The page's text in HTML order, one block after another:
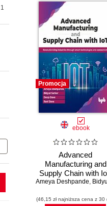
1
Promocja
ebook
Advanced
Manufacturing and
Supply Chain with
Ameya Deshpande, Bidyut Sarkar
(46,15 zł najniższa cena z 30